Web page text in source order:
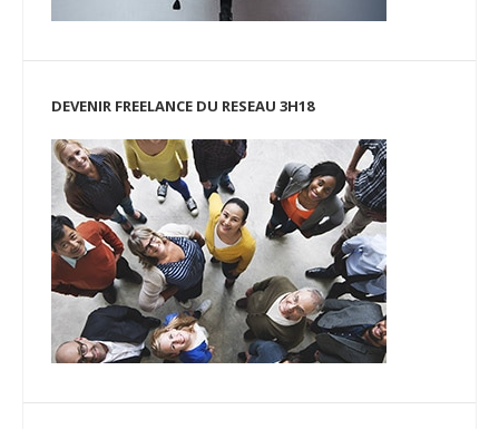
DEVENIR FREELANCE DU RESEAU 3H18